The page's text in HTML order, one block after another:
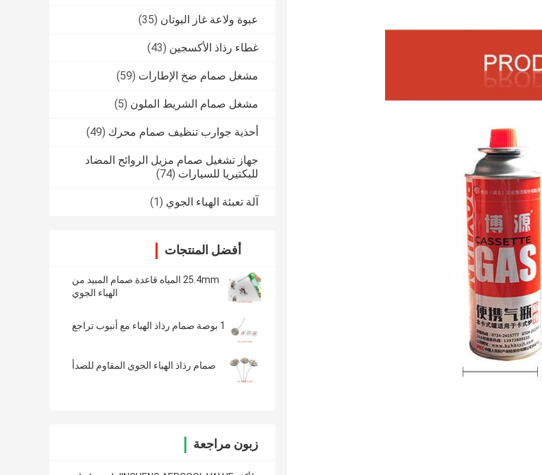
عبوة ولاعة غاز البوتان (35)
غطاء رذاذ الأكسجين (43)
مشغل صمام ضخ الإطارات (59)
مشغل صمام الشريط الملون (5)
أحذية جوارب تنظيف صمام محرك (49)
جهاز تشغيل صمام مزيل الروائح المضاد
للبكتيريا للسيارات (74)
آلة تعبئة الهباء الجوي (1)
أفضل المنتجات
25.4mm المياه قاعدة صمام المبيد من
الهباء الجوي
1 بوصة صمام رذاذ الهباء مع أنبوب تراجع
صمام رذاذ الهباء الجوي المقاوم للصدأ
زبون مراجعة